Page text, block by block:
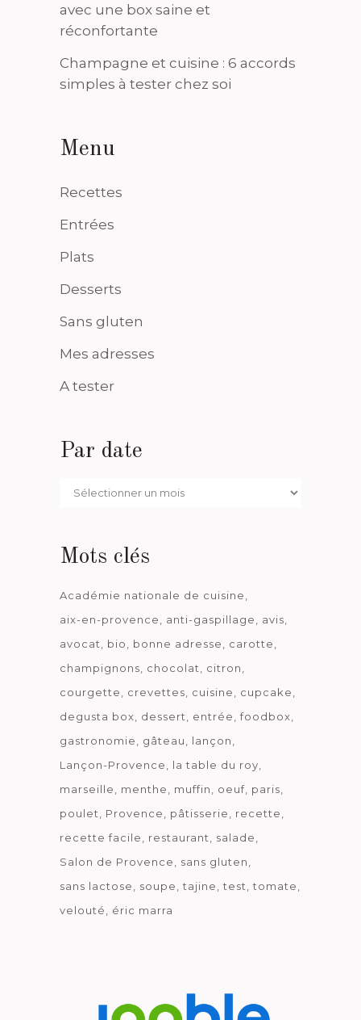
avec une box saine et
réconfortante
Champagne et cuisine : 6 accords
simples à tester chez soi
Menu
Recettes
Entrées
Plats
Desserts
Sans gluten
Mes adresses
A tester
Par date
Par
Mots clés
Académie nationale de cuisine
aix-en-provence
anti-gaspillage
avis
avocat
bio bonne adresse
carotte
champignons
chocolat
citron
courgette
crevettes cuisine
cupcake
degusta box
dessert entrée
foodbox
gastronomie
gâteau
lançon
Lançon-Provence
la table du roy
marseille
menthe muffin oeuf paris
poulet
Provence pâtisserie
recette
recette facile
restaurant
salade
Salon de Provence
sans gluten
sans lactose
soupe tajine test
tomate
velouté
éric marra